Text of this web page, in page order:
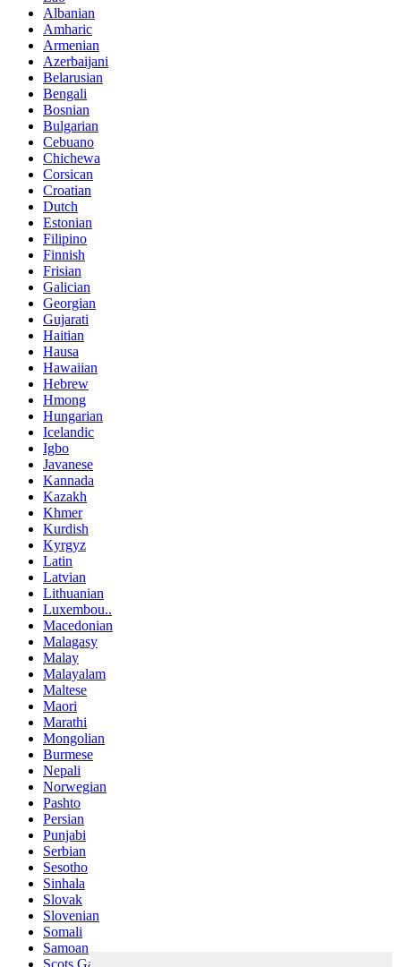
Albanian
Amharic
Armenian
Azerbaijani
Belarusian
Bengali
Bosnian
Bulgarian
Cebuano
Chichewa
Corsican
Croatian
Dutch
Estonian
Filipino
Finnish
Frisian
Galician
Georgian
Gujarati
Haitian
Hausa
Hawaiian
Hebrew
Hmong
Hungarian
Icelandic
Igbo
Javanese
Kannada
Kazakh
Khmer
Kurdish
Kyrgyz
Latin
Latvian
Lithuanian
Luxembou..
Macedonian
Malagasy
Malay
Malayalam
Maltese
Maori
Marathi
Mongolian
Burmese
Nepali
Norwegian
Pashto
Persian
Punjabi
Serbian
Sesotho
Sinhala
Slovak
Slovenian
Somali
Samoan